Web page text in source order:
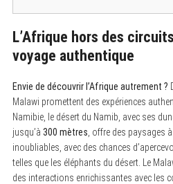
L’Afrique hors des
voyage authentique
Envie de découvrir l’Afrique autrement ?
Malawi promettent des expériences
Namibie, le désert du Namib, avec ses
jusqu’à 300 mètres , offre des paysages
inoubliables, avec des chances
telles que les éléphants du désert. Le
des interactions enrichissantes avec les